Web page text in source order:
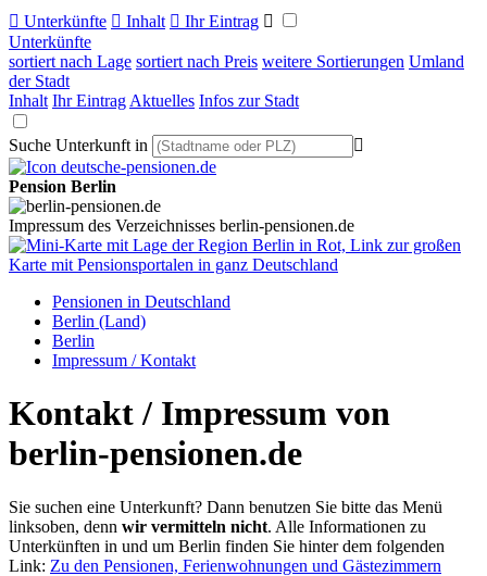
 Unterkünfte  Inhalt  Ihr Eintrag 
Unterkünfte
sortiert nach Lage sortiert nach Preis weitere Sortierungen Umland
der Stadt
Inhalt Ihr Eintrag Aktuelles Infos zur Stadt
Suche Unterkunft in 
Pension Berlin
Impressum des Verzeichnisses berlin-pensionen.de
Pensionen in Deutschland
Berlin (Land)
Berlin
Impressum / Kontakt
Kontakt / Impressum von
berlin-pensionen.de
Sie suchen eine Unterkunft? Dann benutzen Sie bitte das Menü
linksoben, denn wir vermitteln nicht. Alle Informationen zu
Unterkünften in und um Berlin finden Sie hinter dem folgenden
Link: Zu den Pensionen, Ferienwohnungen und Gästezimmern